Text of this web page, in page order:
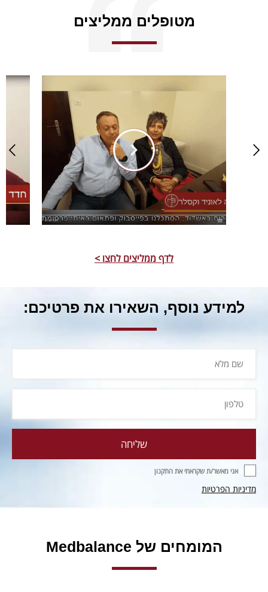
מטופלים ממליצים
לדף ממליצים לחצו >
למידע נוסף, השאירו את פרטיכם:
אני מאשר/ת שקראתי את התקנון
מדיניות הפרטיות
המומחים של Medbalance